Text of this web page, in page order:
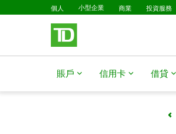
略過進入主要內容
個人 小型企業 已選擇商業 投資服務
賬戶 信用卡 借貸